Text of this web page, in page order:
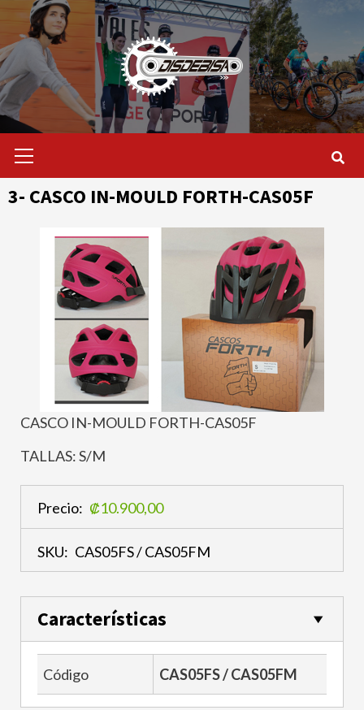
Saltar
contenido
primario
3- CASCO IN-MOULD FORTH-CAS05F
CASCO IN-MOULD FORTH-CAS05F
TALLAS: S/M
Precio: ₡10.900,00
SKU: CAS05FS / CAS05FM
Características
Código CAS05FS / CAS05FM